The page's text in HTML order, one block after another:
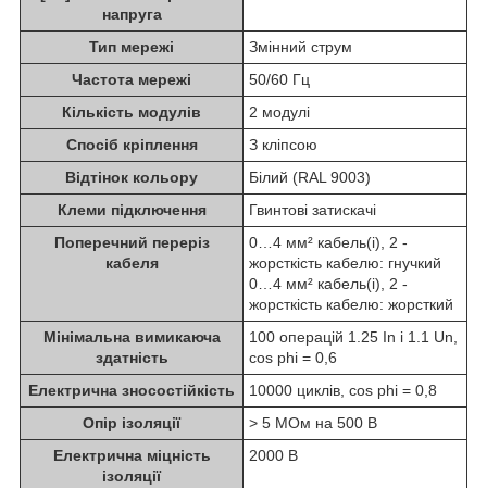
напруга
Тип мережі
Змінний струм
Частота мережі
50/60 Гц
Кількість модулів
2 модулі
Спосіб кріплення
З кліпсою
Відтінок кольору
Білий (RAL 9003)
Клеми підключення
Гвинтові затискачі
Поперечний переріз
кабеля
0…4 мм² кабель(і), 2 -
жорсткість кабелю: гнучкий
0…4 мм² кабель(і), 2 -
жорсткість кабелю: жорсткий
Мінімальна вимикаюча
здатність
100 операцій 1.25 In і 1.1 Un,
cos phi = 0,6
Електрична зносостійкість
10000 циклів, cos phi = 0,8
Опір ізоляції
> 5 МОм на 500 В
Електрична міцність
ізоляції
2000 В